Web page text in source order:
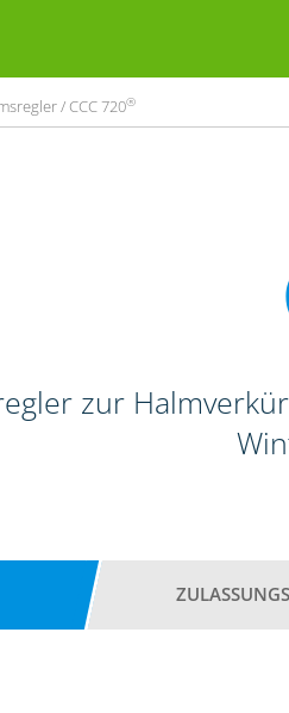
/ CCC 720®
zur